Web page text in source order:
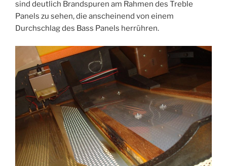
sind deutlich Brandspuren am Rahmen des Treble
Panels zu sehen, die anscheinend von einem
Durchschlag des Bass Panels herrühren.